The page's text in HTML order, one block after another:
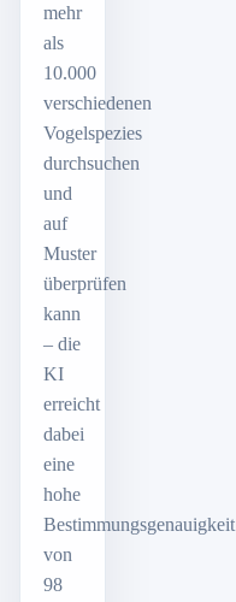
mehr
als
10.000
verschiedenen
Vogelspezies
durchsuchen
und
auf
Muster
überprüfen
kann
– die
KI
erreicht
dabei
eine
hohe
Bestimmungsgenauigkeit
von
98